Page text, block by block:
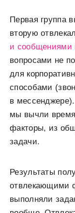
Первая группа
вторую
и сообщениями
вопросами не
для
способами
в
мы вычли
факторы, из
задачи.
Результаты
отвлекающими
выполняли